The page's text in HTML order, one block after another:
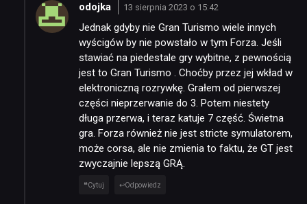
odojka 13 sierpnia 2023 o 15:42
Jednak gdyby nie Gran Turismo wiele innych
wyścigów by nie powstało w tym Forza. Jeśli
stawiać na piedestale gry wybitne, z pewnością
jest to Gran Turismo . Choćby przez jej wkład w
elektroniczną rozrywkę. Grałem od pierwszej
części nieprzerwanie do 3. Potem niestety
długa przerwa, i teraz katuje 7 część. Świetna
gra. Forza również nie jest stricte symulatorem,
może corsa, ale nie zmienia to faktu, że GT jest
zwyczajnie lepszą GRĄ.
Cytuj Odpowiedz